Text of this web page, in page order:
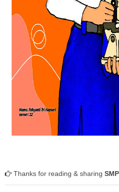
Thanks for reading & sharing